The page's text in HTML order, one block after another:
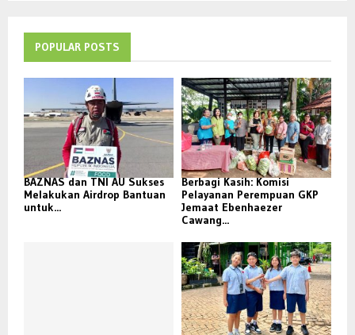
POPULAR POSTS
BAZNAS dan TNI AU Sukses
Melakukan Airdrop Bantuan
untuk...
Berbagi Kasih: Komisi
Pelayanan Perempuan GKP
Jemaat Ebenhaezer
Cawang...